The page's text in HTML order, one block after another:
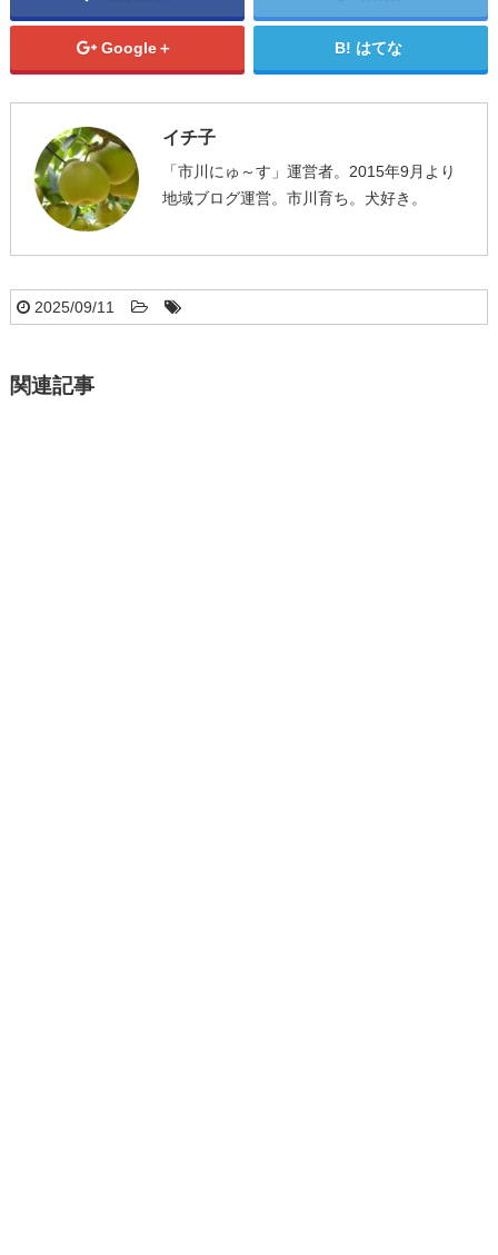
Google＋ はてな
イチ子
「市川にゅ～す」運営者。2015年9月より
地域ブログ運営。市川育ち。犬好き。
2025/09/11
関連記事